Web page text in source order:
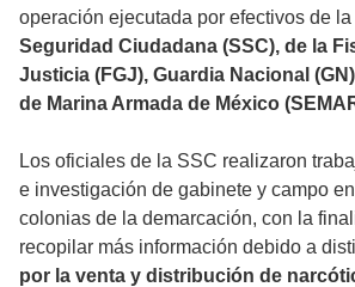
operación ejecutada por efectivos de la
Seguridad Ciudadana (SSC), de la
Justicia (FGJ), Guardia Nacional
de Marina Armada de México
Los oficiales de la SSC realizaron
e investigación de gabinete y campo
colonias de la demarcación, con la
recopilar más información debido a
por la venta y distribución de